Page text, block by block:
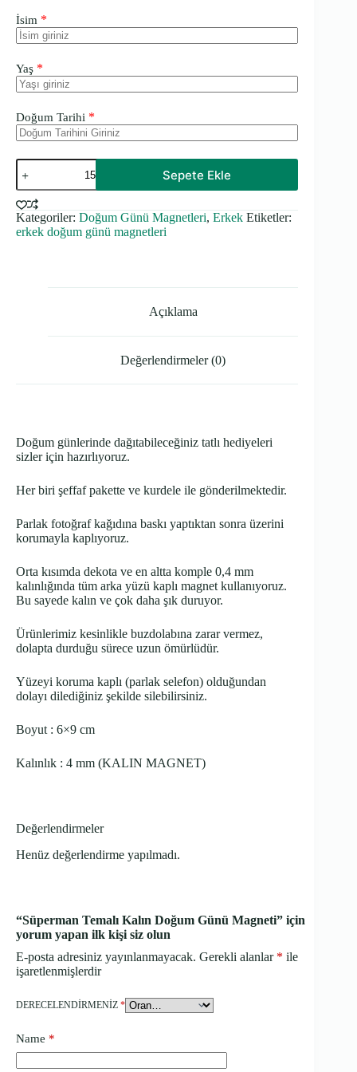
İsim *
Yaş *
Doğum Tarihi *
Süperman
Temalı
Kalın
Doğum
Günü
Magneti
Sepete Ekle
Kategoriler: Doğum Günü Magnetleri, Erkek Etiketler:
erkek doğum günü magnetleri
Açıklama
Değerlendirmeler (0)
Doğum günlerinde dağıtabileceğiniz tatlı hediyeleri
sizler için hazırlıyoruz.
Her biri şeffaf pakette ve kurdele ile gönderilmektedir.
Parlak fotoğraf kağıdına baskı yaptıktan sonra üzerini
korumayla kaplıyoruz.
Orta kısımda dekota ve en altta komple 0,4 mm
kalınlığında tüm arka yüzü kaplı magnet kullanıyoruz.
Bu sayede kalın ve çok daha şık duruyor.
Ürünlerimiz kesinlikle buzdolabına zarar vermez,
dolapta durduğu sürece uzun ömürlüdür.
Yüzeyi koruma kaplı (parlak selefon) olduğundan
dolayı dilediğiniz şekilde silebilirsiniz.
Boyut : 6×9 cm
Kalınlık : 4 mm (KALIN MAGNET)
Değerlendirmeler
Henüz değerlendirme yapılmadı.
“Süperman Temalı Kalın Doğum Günü Magneti” için
yorum yapan ilk kişi siz olun
E-posta adresiniz yayınlanmayacak. Gerekli alanlar * ile
işaretlenmişlerdir
DERECELENDIRMENIZ *
Name *